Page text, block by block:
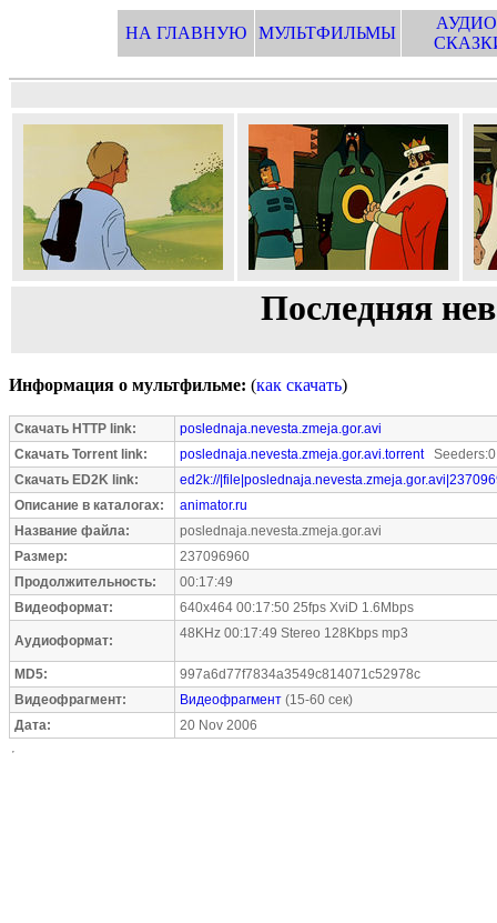
НА ГЛАВНУЮ МУЛЬТФИЛЬМЫ
Последняя
Информация о мультфильме: (как скачать)
Скачать HTTP link:
poslednaja.nevesta.zmeja.gor.avi
Скачать Torrent link:
poslednaja.nevesta.zmeja.gor.avi.torrent
Скачать ED2K link:
ed2k://
Описание в каталогах:
animator.ru
Название файла:
poslednaja.nevesta.zmeja.gor.avi
Размер:
237096960
Продолжительность:
00:17:49
Видеоформат:
640x464 00:17:50 25fps XviD 1.6Mbps
Аудиоформат: 48KHz 00:17:49 Stereo 128Kbps mp3
MD5:
997a6d77f7834a3549c814071c52978c
Видеофрагмент:
Видеофрагмент (15-60 сек)
Дата:
20 Nov 2006